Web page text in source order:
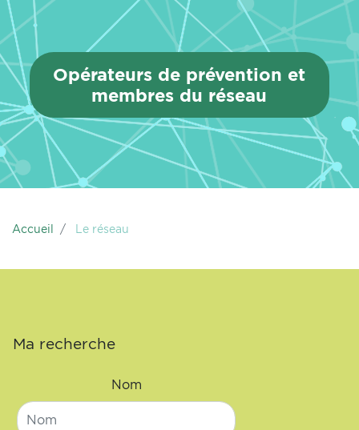
Opérateurs de prévention et
membres du réseau
Accueil Le réseau
Ma recherche
Nom